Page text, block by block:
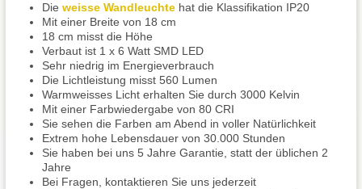
Die weisse Wandleuchte hat die Klassifikation IP20
Mit einer Breite von 18 cm
18 cm misst die Höhe
Verbaut ist 1 x 6 Watt SMD LED
Sehr niedrig im Energieverbrauch
Die Lichtleistung misst 560 Lumen
Warmweisses Licht erhalten Sie durch 3000 Kelvin
Mit einer Farbwiedergabe von 80 CRI
Sie sehen die Farben am Abend in voller Natürlichkeit
Extrem hohe Lebensdauer von 30.000 Stunden
Sie haben bei uns 5 Jahre Garantie, statt der üblichen 2
Jahre
Bei Fragen, kontaktieren Sie uns jederzeit